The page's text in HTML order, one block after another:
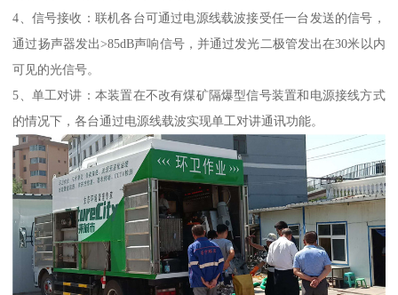
4、信号接收：联机各台可通过电源线载波接受任一台发送的信号，
通过扬声器发出>85dB声响信号，并通过发光二极管发出在30米以内
可见的光信号。
5、单工对讲：本装置在不改有煤矿隔爆型信号装置和电源接线方式
的情况下，各台通过电源线载波实现单工对讲通讯功能。